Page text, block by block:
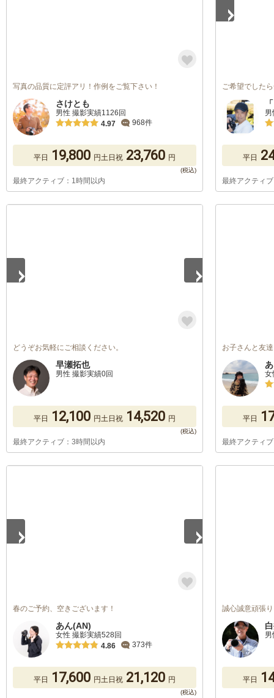
写真の品質に定評アリ！作例をご覧下さい！
さけとも
男性 撮影実績1126回
4.97
968件
平日 19,800 円土日祝 23,760 円
最終アクティブ：1時間以内
ご希望でした
平日
最終アクティ
どうぞお気軽にご相談ください。
早瀬拓也
男性 撮影実績0回
平日 12,100 円土日祝 14,520 円
最終アクティブ：3時間以内
お子さんと友
女
平日
最終アクティ
春のご予約、空きございます！
あん(AN)
女性 撮影実績528回
4.86
373件
平日 17,600 円土日祝 21,120 円
誠心誠意頑張
男
平日